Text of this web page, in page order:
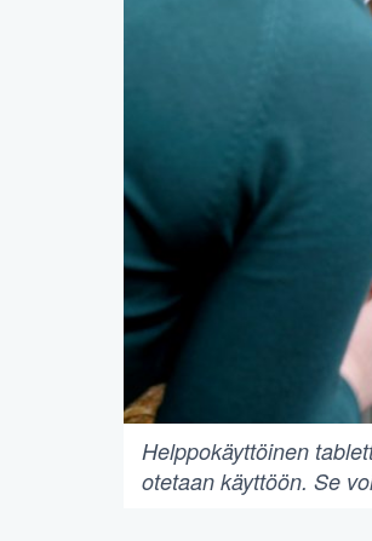
Helppokäyttöinen
otetaan käyttöön. Se